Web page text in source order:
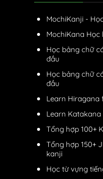
MochiKanji -
MochiKana
Học bảng chữ
đầu
Học bảng chữ
đầu
Learn Hiragana
Learn
Tổng hợp 100+
Tổng hợp 150+
kanji
Học từ vựng